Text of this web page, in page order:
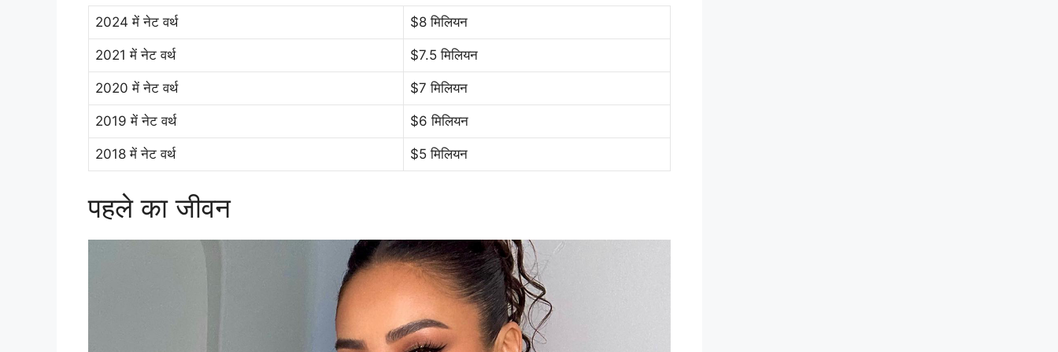
2024 में नेट वर्थ $8 मिलियन
2021 में नेट वर्थ $7.5 मिलियन
2020 में नेट वर्थ $7 मिलियन
2019 में नेट वर्थ $6 मिलियन
2018 में नेट वर्थ $5 मिलियन
पहले का जीवन